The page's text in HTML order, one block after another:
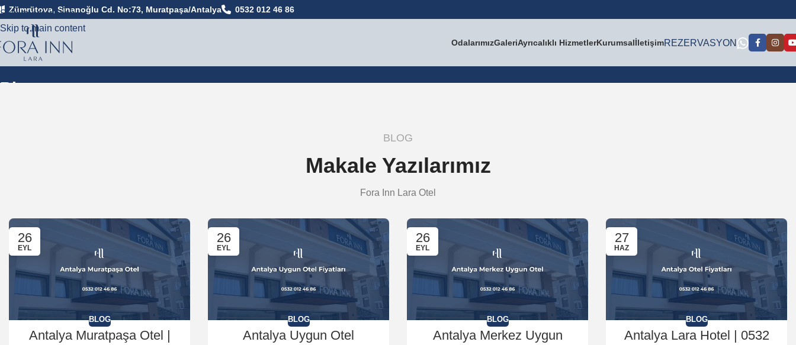
Skip to navigation
Skip to main content
Zümrütova, Sinanoğlu Cd. No:73, Muratpaşa/Antalya 0532 012 46 86
OdalarımızGaleriAyrıcalıklı HizmetlerKurumsalİletişimREZERVASYON
Blog
BLOG
Makale Yazılarımız
Fora Inn Lara Otel
26
EYL
BLOG
Antalya Muratpaşa Otel |
26
EYL
BLOG
Antalya Uygun Otel
26
EYL
BLOG
Antalya Merkez Uygun
27
HAZ
BLOG
Antalya Lara Hotel | 0532